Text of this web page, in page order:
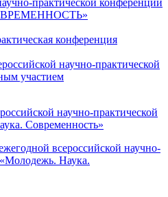
конференция
научно-практической
участием
научно-практической
Современность»
всероссийской научно-
Наука.